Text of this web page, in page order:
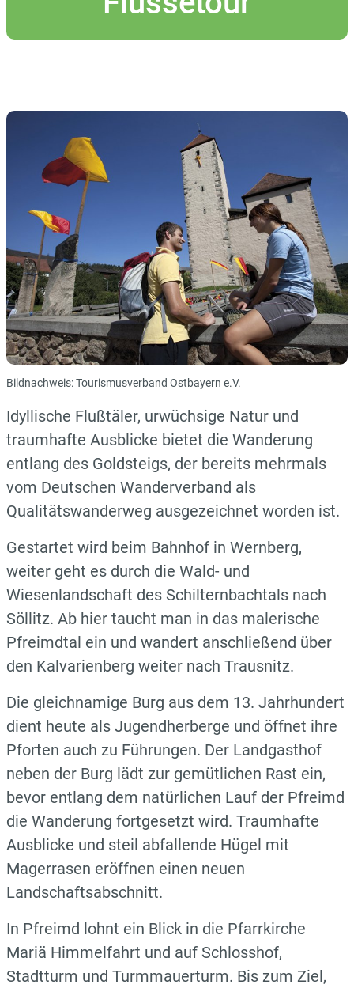
Bildnachweis: Tourismusverband Ostbayern e.V.
Idyllische Flußtäler, urwüchsige Natur und
traumhafte Ausblicke bietet die Wanderung
entlang des Goldsteigs, der bereits mehrmals
vom Deutschen Wanderverband als
Qualitätswanderweg ausgezeichnet worden ist.
Gestartet wird beim Bahnhof in Wernberg,
weiter geht es durch die Wald- und
Wiesenlandschaft des Schilternbachtals nach
Söllitz. Ab hier taucht man in das malerische
Pfreimdtal ein und wandert anschließend über
den Kalvarienberg weiter nach Trausnitz.
Die gleichnamige Burg aus dem 13. Jahr­hundert
dient heute als Jugendherberge und öffnet ihre
Pforten auch zu Führungen. Der Landgasthof
neben der Burg lädt zur gemütlichen Rast ein,
bevor entlang dem natürlichen Lauf der Pfreimd
die Wanderung fortgesetzt wird. Traumhafte
Ausblicke und steil abfallende Hügel mit
Magerrasen eröffnen einen neuen
Landschaftsabschnitt.
In Pfreimd lohnt ein Blick in die Pfarrkirche
Mariä Himmelfahrt und auf Schlosshof,
Stadtturm und Turmmauerturm. Bis zum Ziel,